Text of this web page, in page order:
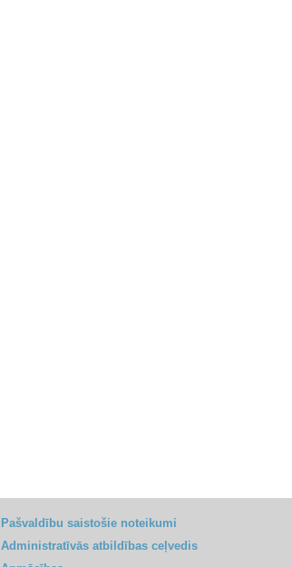
Pašvaldību saistošie noteikumi
Administratīvās atbildības ceļvedis